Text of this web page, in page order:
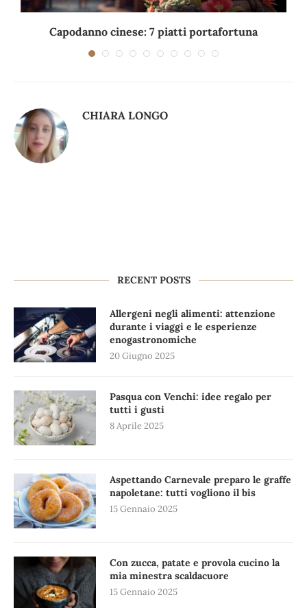
Capodanno cinese: 7 piatti portafortuna
CHIARA LONGO
RECENT POSTS
Allergeni negli alimenti: attenzione
durante i viaggi e le esperienze
enogastronomiche
20 Giugno 2025
Pasqua con Venchi: idee regalo per
tutti i gusti
8 Aprile 2025
Aspettando Carnevale preparo le graffe
napoletane: tutti vogliono il bis
15 Gennaio 2025
Con zucca, patate e provola cucino la
mia minestra scaldacuore
15 Gennaio 2025